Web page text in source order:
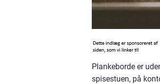
Plankeborde er
spisestuen, på